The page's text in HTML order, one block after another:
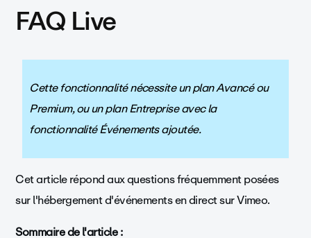
FAQ Live
Cette fonctionnalité nécessite un plan Avancé ou
Premium, ou un plan Entreprise avec la
fonctionnalité Événements ajoutée.
Cet article répond aux questions fréquemment posées
sur l'hébergement d'événements en direct sur Vimeo.
Sommaire de l'article :